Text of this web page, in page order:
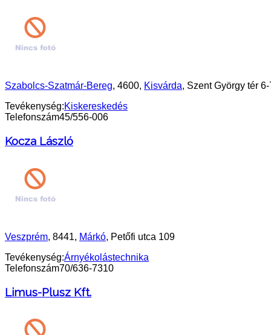
Szabolcs-Szatmár-Bereg, 4600, Kisvárda, Szent György tér
Tevékenység:Kiskereskedés
Telefonszám45/556-006
Kocza László
Veszprém, 8441, Márkó, Petőfi utca 109
Tevékenység:Árnyékolástechnika
Telefonszám70/636-7310
Limus-Plusz Kft.